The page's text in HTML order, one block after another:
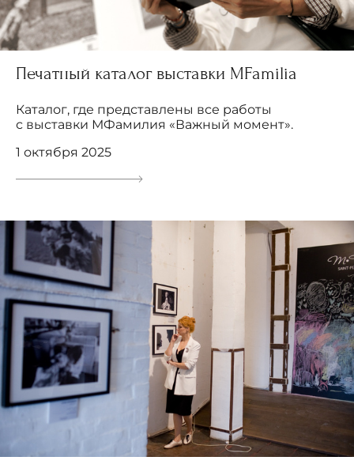
Печатный каталог выставки MFamilia
Каталог, где представлены все работы
с выставки МФамилия «Важный момент».
1 октября 2025